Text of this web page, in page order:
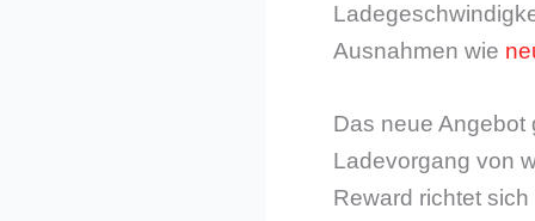
Ausnahmen wie
Das neue Angebot
Ladevorgang von
Reward richtet